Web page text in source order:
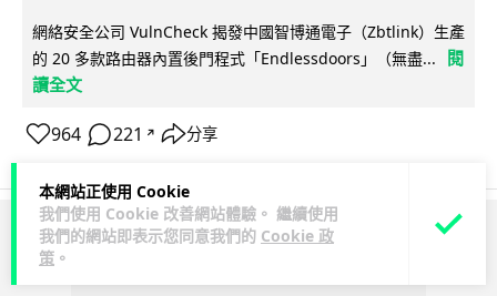
本網站正使用 Cookie
我們使用 Cookie 改善網站體驗。 繼續使用
我們的網站即表示您同意我們的 Cookie 政
策 。
網絡安全公司 VulnCheck 揭發中國智博通電子（Zbtlink）生產
的 20 多款路由器內置後門程式「Endlessdoors」（無盡...
閱
讀全文
964 221 ↗ 分享
ADVERTISEMENT